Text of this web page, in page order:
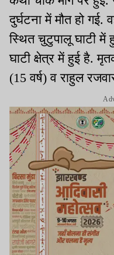
दुर्घटना में मौत हो गई.
स्थित चुटुपालू घाटी में
घाटी क्षेत्र में हुई है.
(15 वर्ष) व राहुल